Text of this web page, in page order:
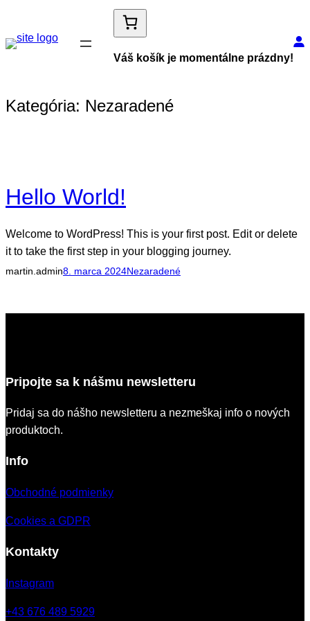
obsah
Váš košík je momentálne prázdny!
Kategória: Nezaradené
Hello World!
Welcome to WordPress! This is your first post. Edit or delete
it to take the first step in your blogging journey.
martin.admin8. marca 2024Nezaradené
Pripojte sa k nášmu newsletteru
Pridaj sa do nášho newsletteru a nezmeškaj info o nových
produktoch.
Info
Obchodné podmienky
Cookies a GDPR
Kontakty
Instagram
+43 676 489 5929